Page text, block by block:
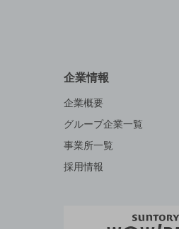
企業情報
企業概要
グループ企業一覧
事業所一覧
採用情報